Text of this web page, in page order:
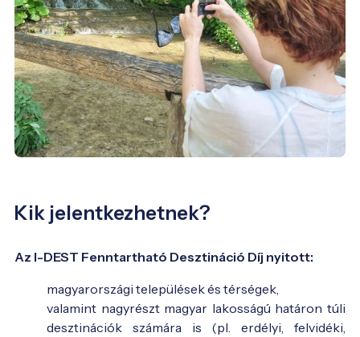
Kik jelentkezhetnek?
Az I-DEST Fenntartható Desztináció Díj nyitott:
magyarországi települések és térségek,
valamint nagyrészt magyar lakosságú határon túli
desztinációk számára is (pl. erdélyi, felvidéki,